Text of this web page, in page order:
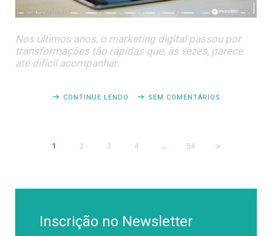
Nos últimos anos, o marketing digital passou por
transformações tão rápidas que, às vezes, parece
até difícil acompanhar.
CONTINUE LENDO SEM COMENTÁRIOS
1 2 3 4 ... 54
Inscrição no Newsletter